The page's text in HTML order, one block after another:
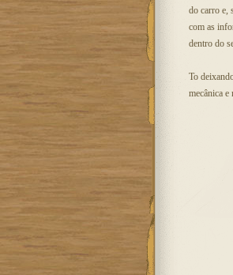
do carro e,
com as
dentro do
To
mecânica e